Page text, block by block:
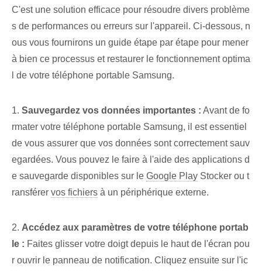
C'est une solution efficace pour résoudre divers problème
s de performances ou erreurs sur l'appareil. Ci-dessous, n
ous vous fournirons un guide étape par étape pour mener
à bien ce processus et restaurer le fonctionnement optima
l de votre téléphone portable Samsung.
1. Sauvegardez vos données importantes : Avant de fo
rmater votre téléphone portable Samsung, il est essentiel
de vous assurer que vos données sont correctement sauv
egardées. Vous pouvez le faire à l'aide des applications d
e sauvegarde disponibles sur le Google Play Stocker ou t
ransférer vos fichiers à un périphérique externe.
2. Accédez aux paramètres de votre téléphone portab
le : Faites glisser votre doigt depuis le haut de l'écran pou
r ouvrir le panneau de notification. Cliquez ensuite sur l'ic